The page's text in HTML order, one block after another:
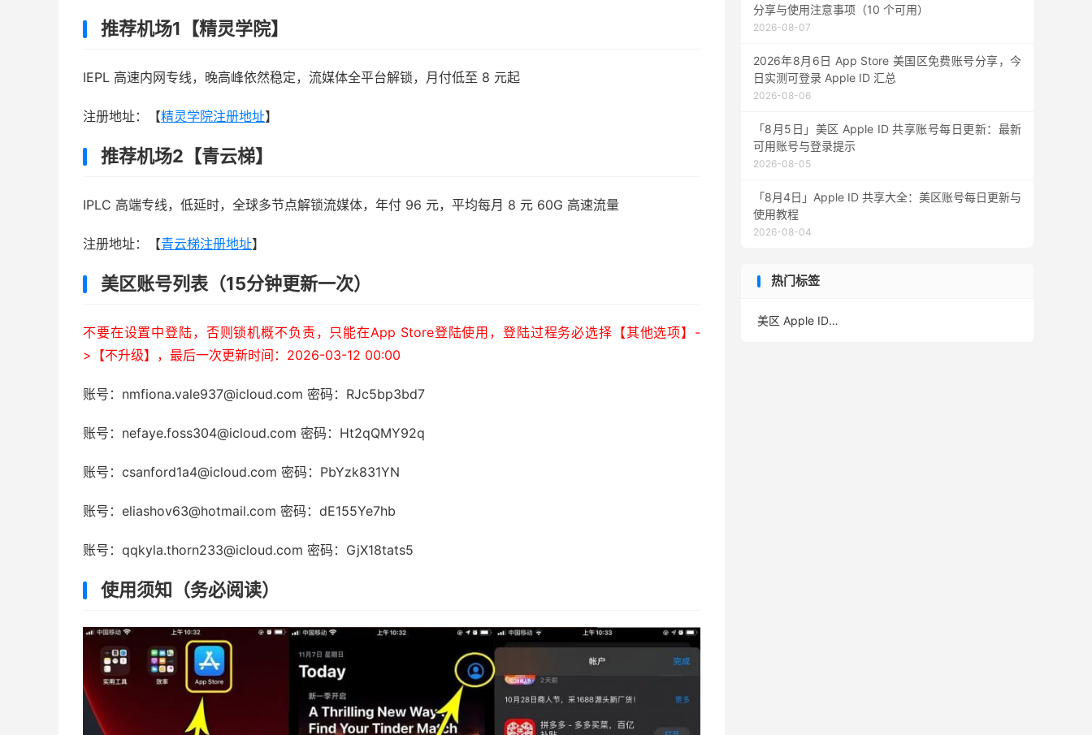
推荐机场1【精灵学院】
IEPL 高速内网专线，晚高峰依然稳定，流媒体全平台解锁，月付低至 8 元起
注册地址：【精灵学院注册地址】
推荐机场2【青云梯】
IPLC 高端专线，低延时，全球多节点解锁流媒体，年付 96 元，平均每月 8 元 60G 高速流量
注册地址：【青云梯注册地址】
美区账号列表（15分钟更新一次）
不要在设置中登陆，否则锁机概不负责，只能在App Store登陆使用，登陆过程务必选择【其他选项】-
>【不升级】，最后一次更新时间：2026-03-12 00:00
账号： nmfiona.vale937@icloud.com 密码：RJc5bp3bd7
账号： nefaye.foss304@icloud.com 密码：Ht2qQMY92q
账号： csanford1a4@icloud.com 密码：PbYzk831YN
账号： eliashov63@hotmail.com 密码：dE155Ye7hb
账号： qqkyla.thorn233@icloud.com 密码：GjX18tats5
使用须知（务必阅读）
分享与使用注意事项（10 个可用）
2026-08-07
2026年8月6日 App Store 美国区免费账号分享，今
日实测可登录 Apple ID 汇总
2026-08-06
「8月5日」美区 Apple ID 共享账号每日更新：最新
可用账号与登录提示
2026-08-05
「8月4日」Apple ID 共享大全：美区账号每日更新与
使用教程
2026-08-04
热门标签
美区 Apple ID(391)